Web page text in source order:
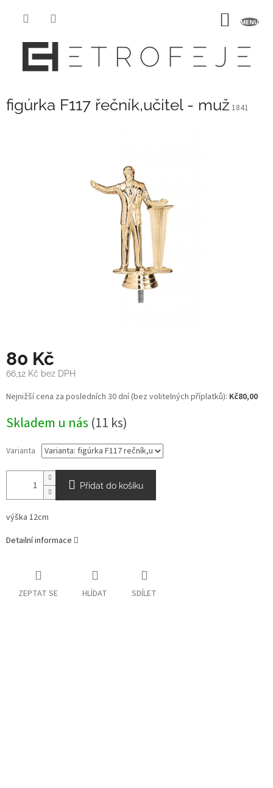
figúrka F117 řečník,učitel - muž 1841
80 Kč
66,12 Kč bez DPH
Měrná
cena:
Nejnižší cena za posledních 30 dní (bez volitelných příplatků): Kč80,00
Skladem u nás (11 ks)
Varianta
Přidat do košíku
výška 12cm
Detailní informace
ZEPTAT SE HLÍDAT SDÍLET